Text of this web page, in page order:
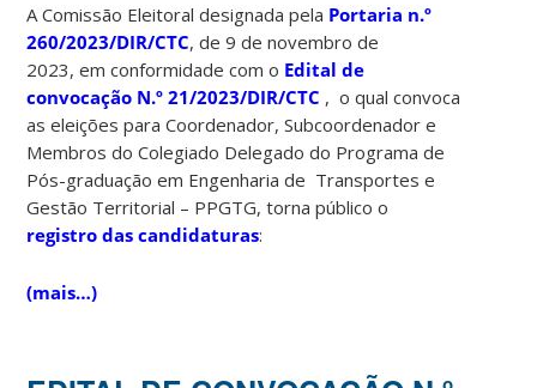
A Comissão Eleitoral designada pela Portaria n.º
260/2023/DIR/CTC, de 9 de novembro de
2023, em conformidade com o Edital de
convocação N.º 21/2023/DIR/CTC , o qual convoca
as eleições para Coordenador, Subcoordenador e
Membros do Colegiado Delegado do Programa de
Pós-graduação em Engenharia de Transportes e
Gestão Territorial – PPGTG, torna público o
registro das candidaturas:
(mais…)